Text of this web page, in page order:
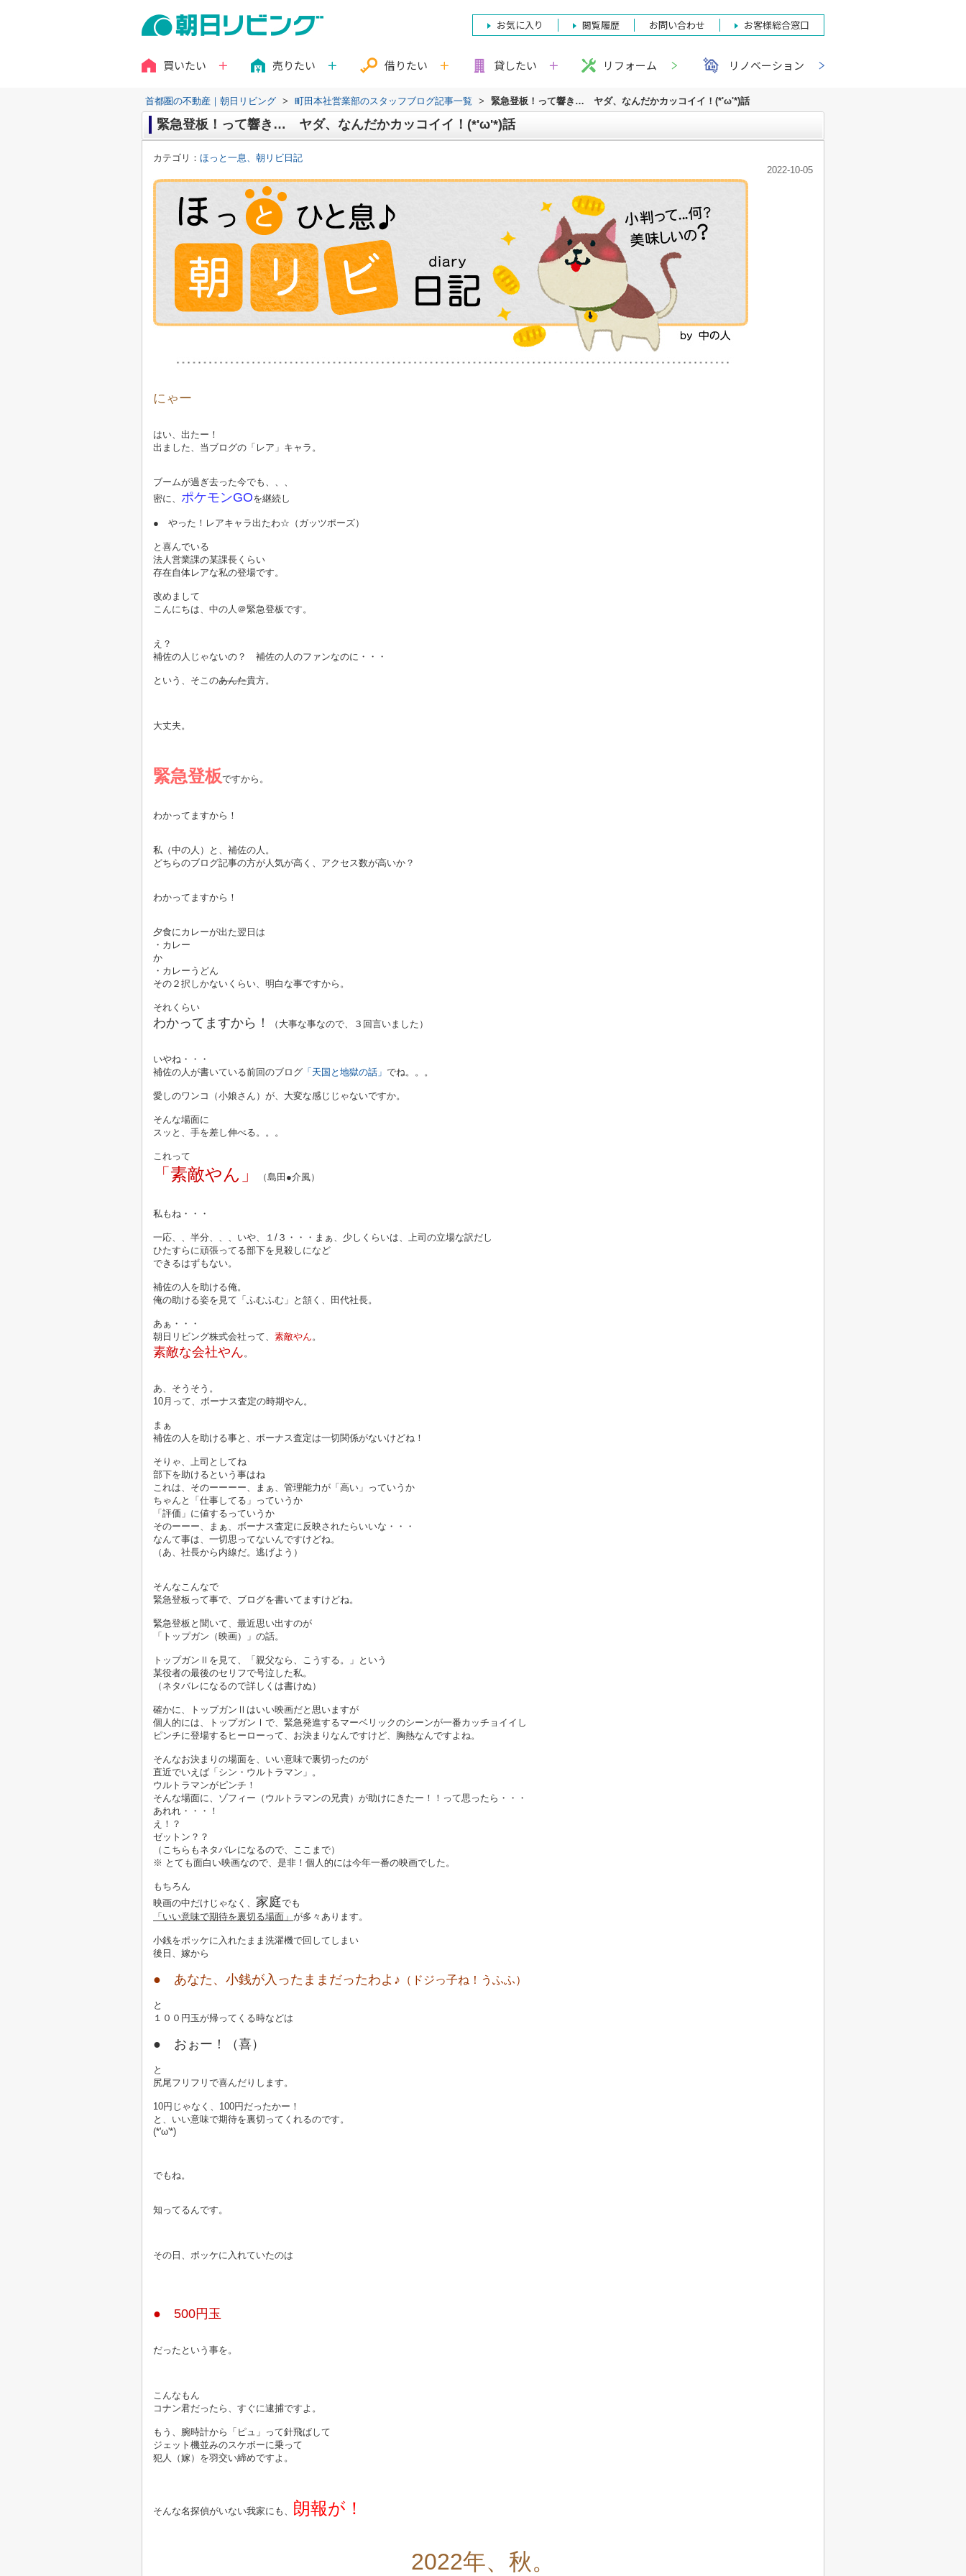
お気に入り 閲覧履歴 お問い合わせ お客様総合窓口
買いたい 売りたい 借りたい 貸したい リフォーム リノベーション
首都圏の不動産｜朝日リビング > 町田本社営業部のスタッフブログ記事一覧 > 緊急登板！って響き… ヤダ、なんだかカッコイイ！(*'ω'*)話
緊急登板！って響き… ヤダ、なんだかカッコイイ！(*'ω'*)話
カテゴリ： ほっと一息、朝リビ日記
2022-10-05
にゃー
はい、出たー！
出ました、当ブログの「レア」キャラ。
ブームが過ぎ去った今でも、、、
密に、 ポケモンGOを継続し
● やった！レアキャラ出たわ☆（ガッツポーズ）
と喜んでいる
法人営業課の某課長くらい
存在自体レアな私の登場です。
改めまして
こんにちは、中の人＠緊急登板です。
え？
補佐の人じゃないの？ 補佐の人のファンなのに・・・
という、そこのあんた貴方。
大丈夫。
緊急登板ですから。
わかってますから！
私（中の人）と、補佐の人。
どちらのブログ記事の方が人気が高く、アクセス数が高いか？
わかってますから！
夕食にカレーが出た翌日は
・カレー
か
・カレーうどん
その２択しかないくらい、明白な事ですから。
それくらい
わかってますから！ （大事な事なので、３回言いました）
いやね・・・
補佐の人が書いている前回のブログ 「天国と地獄の話」 でね。。。
愛しのワンコ（小娘さん）が、大変な感じじゃないですか。
そんな場面に
スッと、手を差し伸べる。。。
これって
「素敵やん」 （島田●介風）
私もね・・・
一応、、半分、、、いや、１/３・・・まぁ、少しくらいは、上司の立場な訳だし
ひたすらに頑張ってる部下を見殺しになど
できるはずもない。
補佐の人を助ける俺。
俺の助ける姿を見て「ふむふむ」と頷く、田代社長。
あぁ・・・
朝日リビング株式会社って、 素敵やん。
素敵な会社やん。
あ、そうそう。
10月って、ボーナス査定の時期やん。
まぁ
補佐の人を助ける事と、ボーナス査定は一切関係がないけどね！
そりゃ、上司としてね
部下を助けるという事はね
これは、そのーーーー、まぁ、管理能力が「高い」っていうか
ちゃんと「仕事してる」っていうか
「評価」に値するっていうか
そのーーー、まぁ、ボーナス査定に反映されたらいいな・・・
なんて事は、一切思ってないんですけどね。
（あ、社長から内線だ。逃げよう）
そんなこんなで
緊急登板って事で、ブログを書いてますけどね。
緊急登板と聞いて、 最近思い出すのが
「トップガン（映画）」の話。
トップガンⅡを見て、「親父なら、こうする。」という
某役者の最後のセリフで号泣した私。
（ネタバレになるので詳しくは書けぬ）
確かに、トップガンⅡはいい映画だと思いますが
個人的には、トップガンⅠで、緊急発進するマーベリックのシーンが一番カッチョイイし
ピンチに登場するヒーローって、 お決まりなんですけど、胸熱なんですよね。
そんなお決まりの場面を、いい意味で裏切ったのが
直近でいえば「シン・ウルトラマン」。
ウルトラマンがピンチ！
そんな場面に、ゾフィー（ウルトラマンの兄貴）が助けにきたー！！って思ったら・・・
あれれ・・・！
え！？
ゼットン？？
（こちらもネタバレになるので、ここまで）
※ とても面白い映画なので、是非！個人的には今年一番の映画でした。
もちろん
映画の中だけじゃなく、 家庭でも
「いい意味で期待を裏切る場面」 が多々あります。
小銭をポッケに入れたまま洗濯機で回してしまい
後日、嫁から
● あなた、小銭が入ったままだったわよ♪ （ドジっ子ね！うふふ）
と
１００円玉が帰ってくる時などは
● おぉー！（喜）
と
尻尾フリフリで喜んだりします。
10円じゃなく、100円だったかー！
と、いい意味で期待を裏切ってくれるのです。
(*'ω'*)
でもね。
知ってるんです。
その日、ポッケに入れていたのは
● 500円玉
だったという事を。
こんなもん
コナン君だったら、すぐに逮捕ですよ。
もう、腕時計から「ピュ」って針飛ばして
ジェット機並みのスケボーに乗って
犯人（嫁）を羽交い締めですよ。
そんな名探偵がいない我家にも、 朗報が！
2022年、秋。